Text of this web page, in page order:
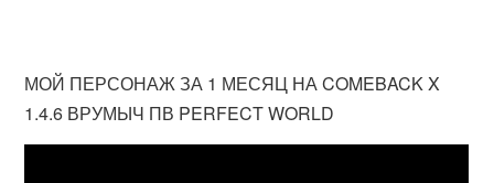
МОЙ ПЕРСОНАЖ ЗА 1 МЕСЯЦ НА COMEBACK X
1.4.6 ВРУМЫЧ ПВ PERFECT WORLD